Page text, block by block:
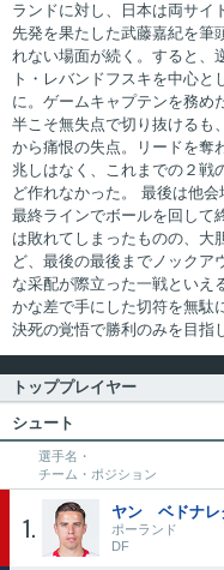
ランドに対し、日本は両サイ
先発を果たした武藤嘉紀を筆
れない場面が続く。すると、
ト・レバンドフスキを中心と
に。ゲームキャプテンを務め
半こそ無失点で切り抜けるも
から痛恨の失点。リードを奪
兆しはなく、これまでの２戦
ど作れなかった。 最後は他
最終ラインでボールを回して
は敗れてしまったものの、大
ど、最後の最後までノックア
な采配が際立った一戦といえ
かな差で手にした切符を無駄
決死の覚悟で勝利のみを目指
トッププレイヤー
シュート
選手名・
チーム・ポジション
1
ヤン ベドナレ
ポーランド
DF